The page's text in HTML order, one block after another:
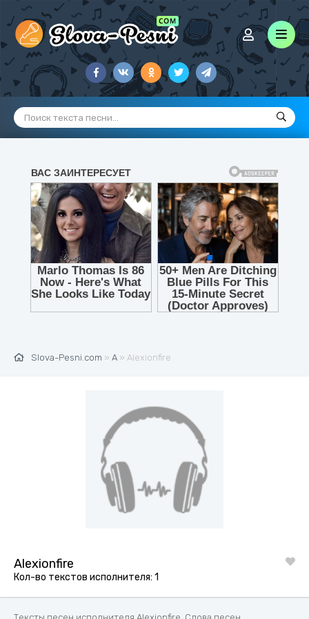
Slova-Pesni.com » A » Alexionfire
Alexionfire
Кол-во текстов исполнителя: 1